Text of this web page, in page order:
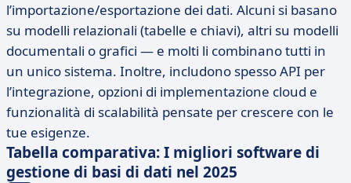
l’importazione/esportazione dei dati. Alcuni si basano
su modelli relazionali (tabelle e chiavi), altri su modelli
documentali o grafici — e molti li combinano tutti in
un unico sistema. Inoltre, includono spesso API per
l’integrazione, opzioni di implementazione cloud e
funzionalità di scalabilità pensate per crescere con le
tue esigenze.
Tabella comparativa: I migliori software di
gestione di basi di dati nel 2025